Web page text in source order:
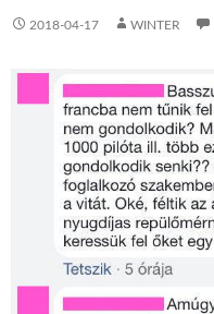
2018-04-17 WINTER